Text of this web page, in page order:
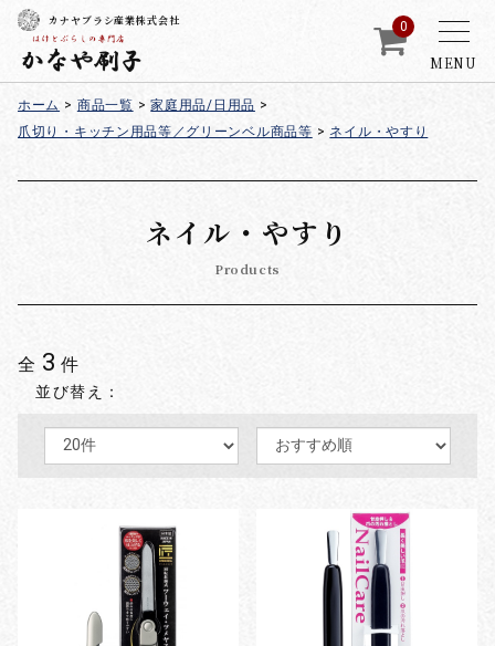
MENU
カナヤブラシ産業株式会社 0
ホーム > 商品一覧 > 家庭用品/日用品 >
爪切り・キッチン用品等／グリーンベル商品等 > ネイル・やすり
ネイル・やすり
Products
全 3 件
並び替え：